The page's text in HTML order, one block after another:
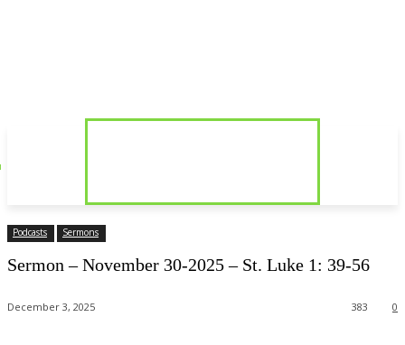
Podcasts Sermons
Sermon – November 30-2025 – St. Luke 1: 39-56
December 3, 2025 0
383